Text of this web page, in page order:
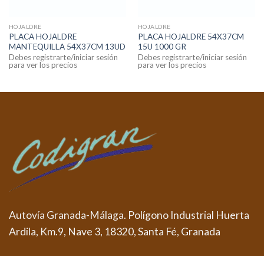
HOJALDRE
PLACA HOJALDRE
MANTEQUILLA 54X37CM 13UD
Debes registrarte/iniciar sesión
para ver los precios
HOJALDRE
PLACA HOJALDRE 54X37CM
15U 1000 GR
Debes registrarte/iniciar sesión
para ver los precios
Autovía Granada-Málaga. Polígono Industrial Huerta
Ardila, Km.9, Nave 3, 18320, Santa Fé, Granada